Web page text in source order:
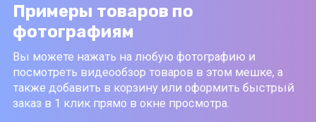
Примеры товаров по
фотографиям
Вы можете нажать на любую фотографию и
посмотреть видеообзор товаров в этом мешке, а
также добавить в корзину или оформить быстрый
заказ в 1 клик прямо в окне просмотра.